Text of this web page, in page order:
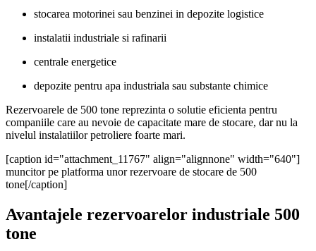
stocarea motorinei sau benzinei in depozite logistice
instalatii industriale si rafinarii
centrale energetice
depozite pentru apa industriala sau substante chimice
Rezervoarele de 500 tone reprezinta o solutie eficienta pentru
companiile care au nevoie de capacitate mare de stocare, dar nu la
nivelul instalatiilor petroliere foarte mari.
[caption id="attachment_11767" align="alignnone" width="640"]
muncitor pe platforma unor rezervoare de stocare de 500
tone[/caption]
Avantajele rezervoarelor industriale 500
tone